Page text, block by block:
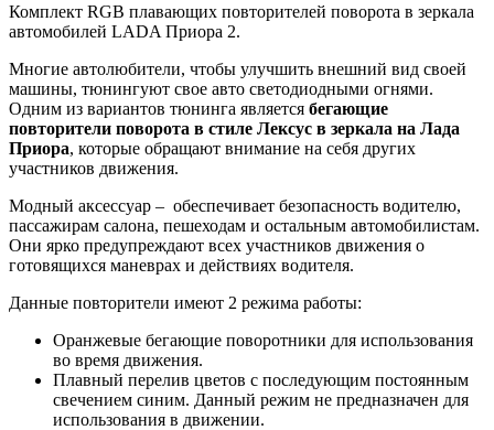
Комплект RGB плавающих повторителей поворота в зеркала
автомобилей LADA Приора 2.
Многие автолюбители, чтобы улучшить внешний вид своей
машины, тюнингуют свое авто светодиодными огнями.
Одним из вариантов тюнинга является бегающие
повторители поворота в стиле Лексус в зеркала на Лада
Приора, которые обращают внимание на себя других
участников движения.
Модный аксессуар – обеспечивает безопасность водителю,
пассажирам салона, пешеходам и остальным автомобилистам.
Они ярко предупреждают всех участников движения о
готовящихся маневрах и действиях водителя.
Данные повторители имеют 2 режима работы:
Оранжевые бегающие поворотники для использования
во время движения.
Плавный перелив цветов с последующим постоянным
свечением синим. Данный режим не предназначен для
использования в движении.